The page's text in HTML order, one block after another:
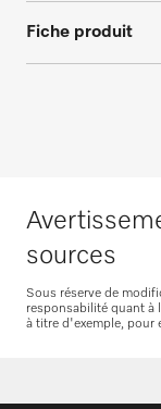
Vous avez
vos
Fiche produit
sources
Sous réserve de
responsabilité quant
à titre d'exemple, pour